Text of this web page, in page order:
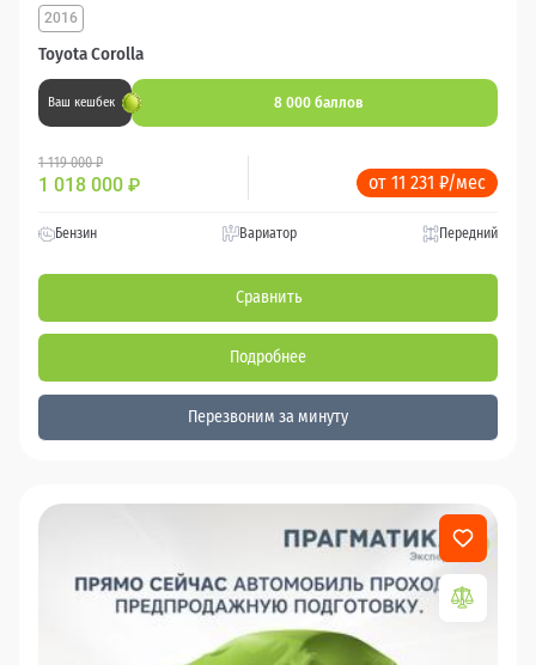
Toyota Corolla
2016
Ваш кешбек 8 000 баллов
1 119 000 ₽
1 018 000 ₽ от 11 231 ₽/мес
Бензин Вариатор Передний
Сравнить
Подробнее
Перезвоним за минуту